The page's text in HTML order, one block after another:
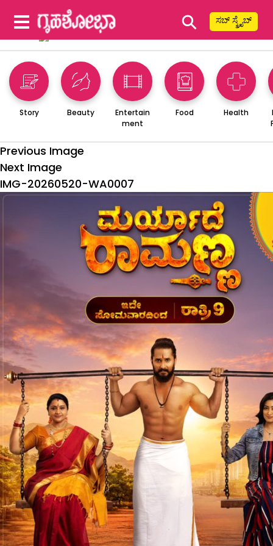
⚲ ಸಬ್ ಸ್ಕ್ರೈಬ್
Story Beauty
Entertain
ment
Food Health
Previous Image
Next Image
IMG-20260520-WA0007